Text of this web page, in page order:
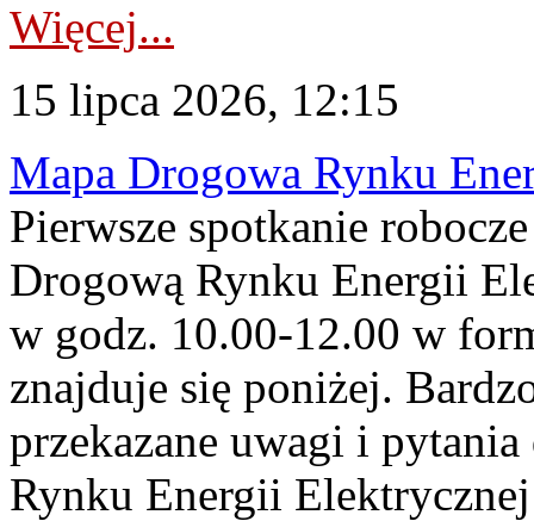
Więcej...
15 lipca 2026, 12:15
Mapa Drogowa Rynku
Pierwsze spotkanie
Drogową Rynku Energii
w godz. 10.00-12.00 w
znajduje się poniżej.
przekazane uwagi i
Rynku Energii